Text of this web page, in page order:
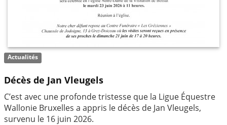
Actualités
Décès de Jan Vleugels
C’est avec une profonde tristesse que la Ligue Équestre
Wallonie Bruxelles a appris le décès de Jan Vleugels,
survenu le 16 juin 2026.